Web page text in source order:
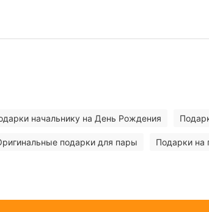
начальнику на День Рождения
подарки для пары Подарки на